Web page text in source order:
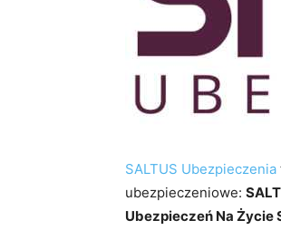
SALTUS Ubezpieczenia
ubezpieczeniowe:
Ubezpieczeń Na Życie